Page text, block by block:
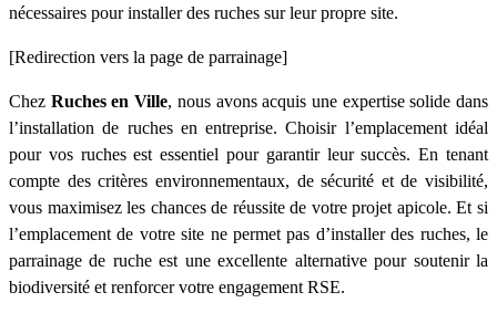
nécessaires pour installer des ruches sur leur propre site.
[Redirection vers la page de parrainage]
Chez Ruches en Ville, nous avons acquis une expertise solide dans
l’installation de ruches en entreprise. Choisir l’emplacement idéal
pour vos ruches est essentiel pour garantir leur succès. En tenant
compte des critères environnementaux, de sécurité et de visibilité,
vous maximisez les chances de réussite de votre projet apicole. Et si
l’emplacement de votre site ne permet pas d’installer des ruches, le
parrainage de ruche est une excellente alternative pour soutenir la
biodiversité et renforcer votre engagement RSE.